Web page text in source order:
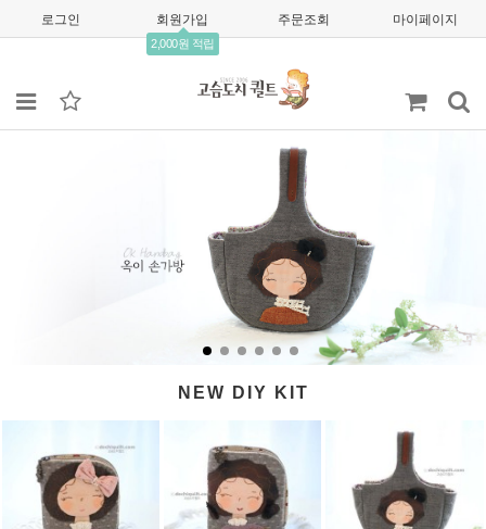
로그인 회원가입
2,000원 적립
주문조회 마이페이지
NEW DIY KIT